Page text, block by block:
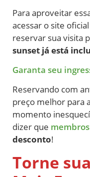
Para aproveitar
acessar o site
reservar sua visita
sunset já está
Garanta seu
Reservando com
preço melhor para
momento
dizer que
desconto!
Torne